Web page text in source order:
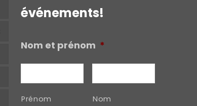
événements!
Nom et prénom *
Prénom Nom